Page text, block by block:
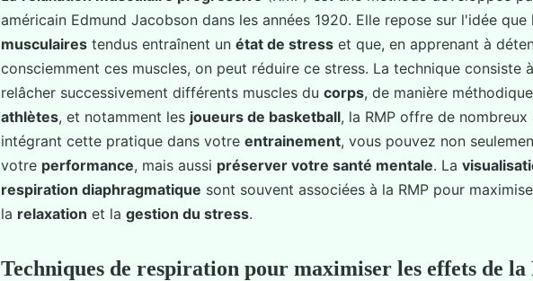
américain Edmund Jacobson dans les années 1920. Elle repose sur l'idée que
musculaires tendus entraînent un état de stress et que, en apprenant à
consciemment ces muscles, on peut réduire ce stress. La technique consiste
relâcher successivement différents muscles du corps, de manière
athlètes, et notamment les joueurs de basketball, la RMP offre de nombreux
intégrant cette pratique dans votre entrainement, vous pouvez non
votre performance, mais aussi préserver votre santé mentale. La
respiration diaphragmatique sont souvent associées à la RMP pour
la relaxation et la gestion du stress.
Techniques de respiration pour maximiser les effets de la